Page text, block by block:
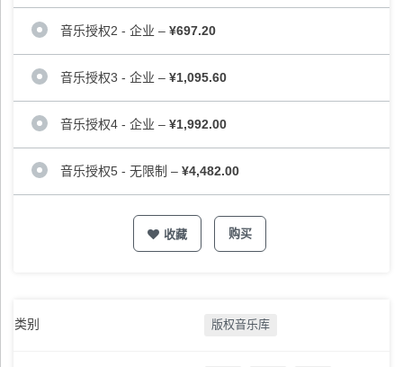
音乐授权2 - 企业 – ¥697.20
音乐授权3 - 企业 – ¥1,095.60
音乐授权4 - 企业 – ¥1,992.00
音乐授权5 - 无限制 – ¥4,482.00
收藏 购买
类别 版权音乐库